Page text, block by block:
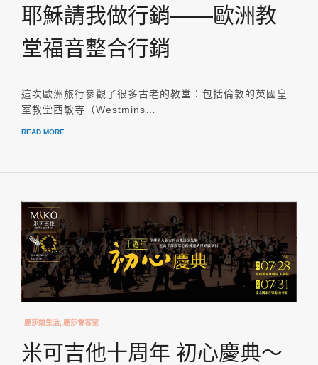
耶穌請我做行銷——歐洲教
堂福音整合行銷
這次歐洲旅行參觀了很多古老的教堂：包括倫敦的英國皇
室教堂西敏寺（Westmins…
READ MORE
麗莎嬉生活 麗莎會客室
米可吉他十周年 初心慶典～